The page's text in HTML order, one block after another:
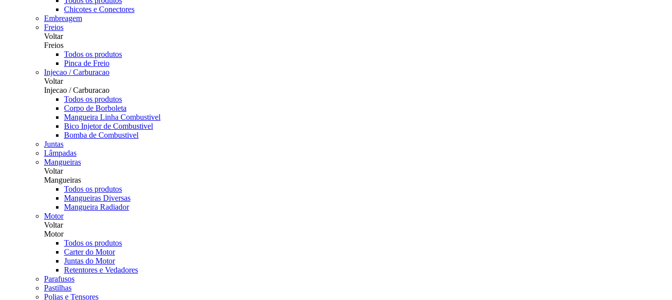
Chicotes e Conectores
Embreagem
Freios
Voltar
Freios
Todos os produtos
Pinca de Freio
Injecao / Carburacao
Voltar
Injecao / Carburacao
Todos os produtos
Corpo de Borboleta
Mangueira Linha Combustivel
Bico Injetor de Combustivel
Bomba de Combustivel
Juntas
Lâmpadas
Mangueiras
Voltar
Mangueiras
Todos os produtos
Mangueiras Diversas
Mangueira Radiador
Motor
Voltar
Motor
Todos os produtos
Carter do Motor
Juntas do Motor
Retentores e Vedadores
Parafusos
Pastilhas
Polias e Tensores